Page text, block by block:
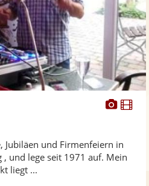
Fotos
Jubiläen und Firmenfeiern in
und lege seit 1971 auf. Mein
liegt ...